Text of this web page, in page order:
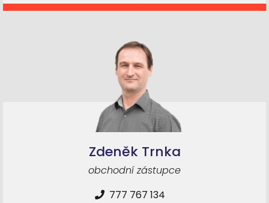
Zdeněk Trnka
obchodní zástupce
777 767 134